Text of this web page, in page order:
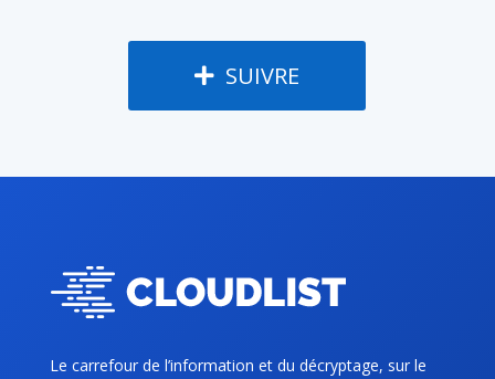
SUIVRE
Le carrefour de l’information et du décryptage, sur le